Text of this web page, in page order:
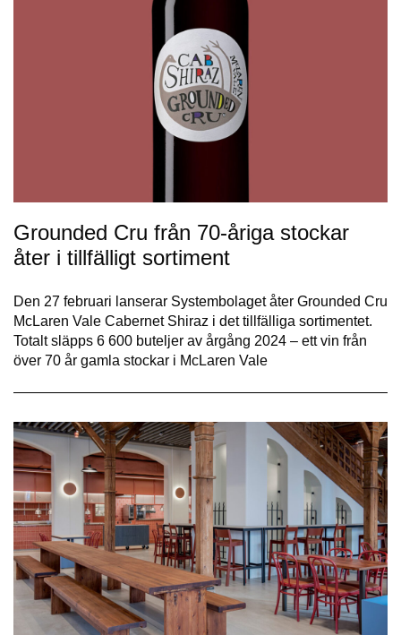
Grounded Cru från 70-åriga stockar
åter i tillfälligt sortiment
Den 27 februari lanserar Systembolaget åter Grounded Cru
McLaren Vale Cabernet Shiraz i det tillfälliga sortimentet.
Totalt släpps 6 600 buteljer av årgång 2024 – ett vin från
över 70 år gamla stockar i McLaren Vale